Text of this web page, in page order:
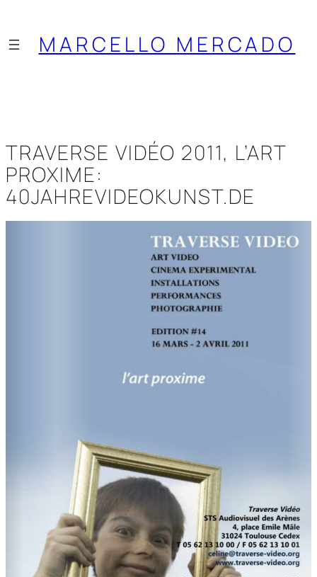
contenidoMARCELLO MERCADO
TRAVERSE VIDÉO 2011, L’ART
PROXIME:
40JAHREVIDEOKUNST.DE